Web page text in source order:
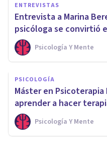
ENTREVISTAS
Entrevista a Marina
psicóloga se convirtió
Psicología Y Mente
PSICOLOGÍA
Máster en
aprender a hacer
Psicología Y Mente